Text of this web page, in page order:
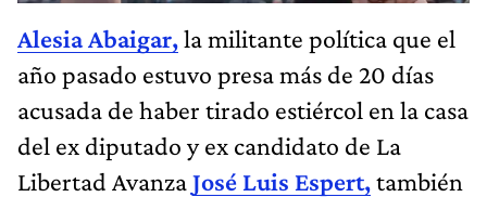
Alesia Abaigar,la militante política que el
año pasado estuvo presa más de 20 días
acusada de haber tirado estiércol en la casa
del ex diputado y ex candidato de La
Libertad AvanzaJosé Luis Espert,también